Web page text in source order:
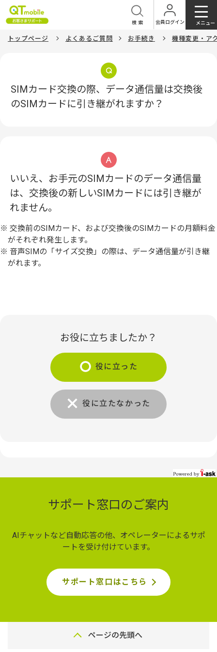
会員ログイン
検索 メニュー
トップページ よくあるご質問 お手続き 機種変更・ア
SIMカード交換の際、データ通信量は交換後
のSIMカードに引き継がれますか？
いいえ、お手元のSIMカードのデータ通信量
は、交換後の新しいSIMカードには引き継が
れません。
交換前のSIMカード、および交換後のSIMカードの月額料金
がそれぞれ発生します。
音声SIMの「サイズ交換」の際は、データ通信量が引き継
がれます。
お役に立ちましたか？
役に立った
役に立たなかった
サポート窓口のご案内
AIチャットなど自動応答の他、オペレーターによるサポ
ートを受け付けています。
サポート窓口はこちら
ページの先頭へ